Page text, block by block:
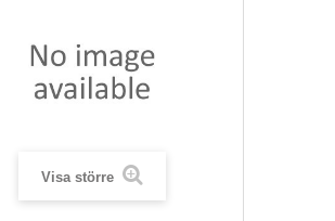
Visa större